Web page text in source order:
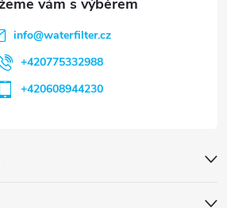
info@waterfilter.cz
+420775332988
+420608944230